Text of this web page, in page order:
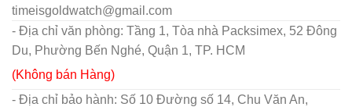
timeisgoldwatch@gmail.com
- Địa chỉ văn phòng: Tầng 1, Tòa nhà Packsimex, 52 Đông
Du, Phường Bến Nghé, Quận 1, TP. HCM
(Không bán Hàng)
- Địa chỉ bảo hành: Số 10 Đường số 14, Chu Văn An,